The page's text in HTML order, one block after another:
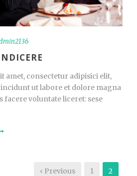
amet, consectetur adipisici elit,
ut labore et dolore magna
facere voluntate liceret: sese
‹ Previous 1 2